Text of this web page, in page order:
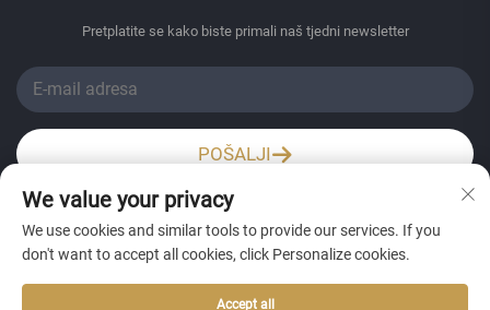
Pretplatite se kako biste primali naš tjedni newsletter
POŠALJI
Wechat / Whatsapp
We value your privacy
We use cookies and similar tools to provide our services. If you
don't want to accept all cookies, click Personalize cookies.
Accept all